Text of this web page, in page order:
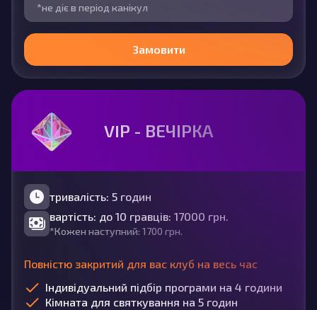
*не діє в період канікул
Замовити
VIP - ВЕЧІРКА
тривалість: 5 годин
вартість: до 10 гравців: 17000 грн.
*Кожен наступний: 1700 грн.
Повністю закритий для вас клуб на весь час
Індивідуальний підбір програми на 4 години
Кімната для святкування на 5 годин